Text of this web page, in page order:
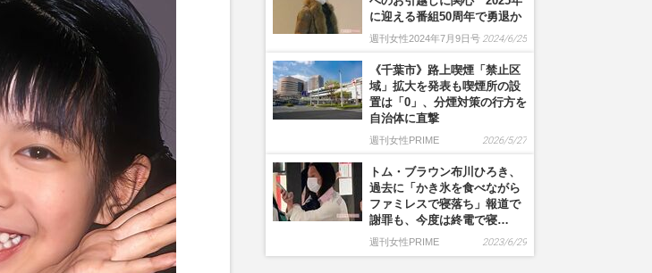
に迎える番組50周年で勇退か
週刊女性2024年7月9日号 2024/6/25
《千葉市》路上喫煙「禁止区
域」拡大を発表も喫煙所の設
置は「0」、分煙対策の行方を
自治体に直撃
週刊女性PRIME 2026/5/27
トム・ブラウン布川ひろき、
過去に「かき氷を食べながら
ファミレスで寝落ち」報道で
謝罪も、今度は終電で寝…
週刊女性PRIME 2023/6/29